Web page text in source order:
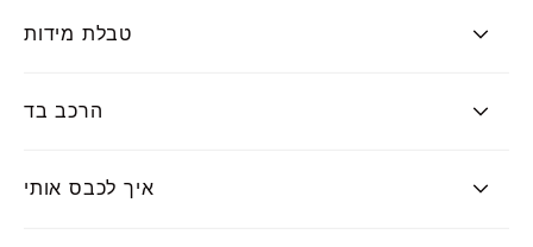
טבלת מידות
הרכב בד
איך לכבס אותי